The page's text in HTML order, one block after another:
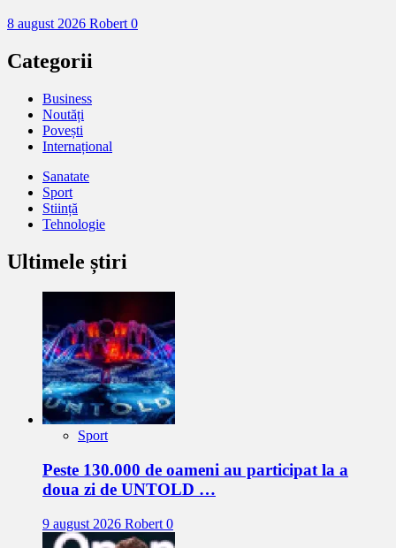
8 august 2026 Robert0
Categorii
Business
Noutăți
Povești
Internațional
Sanatate
Sport
Stiință
Tehnologie
Ultimele știri
Sport
Peste 130.000 de oameni au participat la a
doua zi de UNTOLD …
9 august 2026 Robert 0